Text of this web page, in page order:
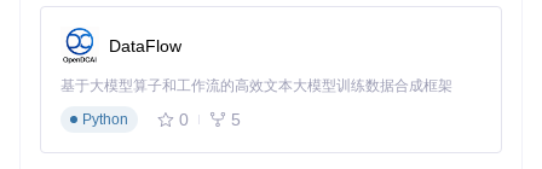
_Trending/re/RevokeMsgPatcher
启动工具，在进程列表中选择微信/QQ进程并附加
定位核心文件（微信为WeChatWin.dll，QQ为IM.dll），
DataFlow
基于大模型算子和工作流的高效文本大模型训练数据合成框架
Python
0 5